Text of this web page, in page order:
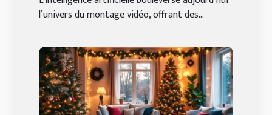
vidéo ?
l’univers du montage vidéo, offrant des...